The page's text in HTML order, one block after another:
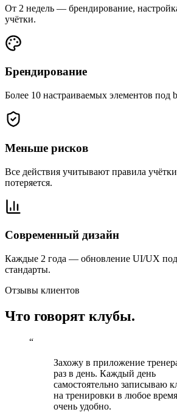
От 2 недель — брендирование,
учётки.
Брендирование
Более 10 настраиваемых элементов под
Меньше рисков
Все действия учитывают правила
потеряется.
Современный дизайн
Каждые 2 года — обновление UI/UX под
стандарты.
Отзывы клиентов
Что говорят клубы.
“
Захожу в приложение
раз в день. Каждый день
самостоятельно записываю
на тренировки в любое
очень удобно.